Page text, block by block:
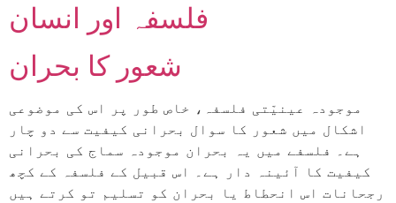
فلسفہ اور انسان
شعور کا بحران
موجودہ عینیّتی فلسفہ، خاص طور پر اس کی موضوعی
اشکال میں شعور کا سوال بحرانی کیفیت سے دو چار
ہے۔ فلسفے میں یہ بحران موجودہ سماج کی بحرانی
کیفیت کا آئینہ دار ہے۔ اس قبیل کے فلسفہ کے کچھ
رجحانات اس انحطاط یا بحران کو تسلیم تو کرتے ہیں